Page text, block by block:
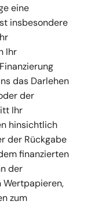
eine
insbesondere
Ihr
das Darlehen
der
Ihr
hinsichtlich
der Rückgabe
finanzierten
der
Wertpapieren,
zum